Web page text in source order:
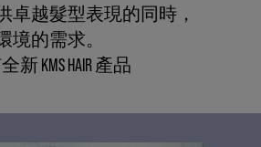
卓越髮型表現的同時，
境的需求。
KMS HAIR 產品